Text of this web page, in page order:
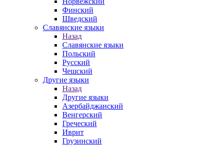
Финский
Шведский
Славянские языки
Назад
Славянские языки
Польский
Русский
Чешский
Другие языки
Назад
Другие языки
Азербайджанский
Венгерский
Греческий
Иврит
Грузинский